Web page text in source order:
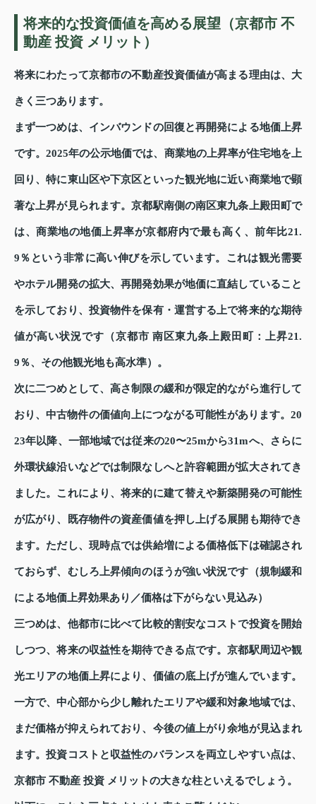
将来的な投資価値を高める展望（京都市 不
動産 投資 メリット）
将来にわたって京都市の不動産投資価値が高まる理由は、大
きく三つあります。
まず一つめは、インバウンドの回復と再開発による地価上昇
です。2025年の公示地価では、商業地の上昇率が住宅地を上
回り、特に東山区や下京区といった観光地に近い商業地で顕
著な上昇が見られます。京都駅南側の南区東九条上殿田町で
は、商業地の地価上昇率が京都府内で最も高く、前年比21.
9％という非常に高い伸びを示しています。これは観光需要
やホテル開発の拡大、再開発効果が地価に直結していること
を示しており、投資物件を保有・運営する上で将来的な期待
値が高い状況です（京都市 南区東九条上殿田町：上昇21.
9％、その他観光地も高水準）。
次に二つめとして、高さ制限の緩和が限定的ながら進行して
おり、中古物件の価値向上につながる可能性があります。20
23年以降、一部地域では従来の20〜25mから31mへ、さらに
外環状線沿いなどでは制限なしへと許容範囲が拡大されてき
ました。これにより、将来的に建て替えや新築開発の可能性
が広がり、既存物件の資産価値を押し上げる展開も期待でき
ます。ただし、現時点では供給増による価格低下は確認され
ておらず、むしろ上昇傾向のほうが強い状況です（規制緩和
による地価上昇効果あり／価格は下がらない見込み）
三つめは、他都市に比べて比較的割安なコストで投資を開始
しつつ、将来の収益性を期待できる点です。京都駅周辺や観
光エリアの地価上昇により、価値の底上げが進んでいます。
一方で、中心部から少し離れたエリアや緩和対象地域では、
まだ価格が抑えられており、今後の値上がり余地が見込まれ
ます。投資コストと収益性のバランスを両立しやすい点は、
京都市 不動産 投資 メリットの大きな柱といえるでしょう。